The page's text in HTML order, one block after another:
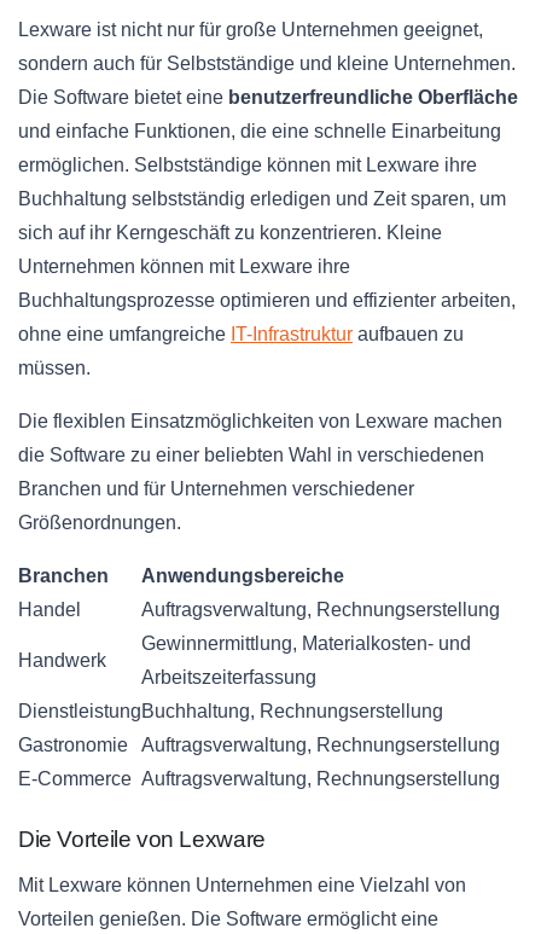
Lexware ist nicht nur für große Unternehmen geeignet,
sondern auch für Selbstständige und kleine Unternehmen.
Die Software bietet eine benutzerfreundliche Oberfläche
und einfache Funktionen, die eine schnelle Einarbeitung
ermöglichen. Selbstständige können mit Lexware ihre
Buchhaltung selbstständig erledigen und Zeit sparen, um
sich auf ihr Kerngeschäft zu konzentrieren. Kleine
Unternehmen können mit Lexware ihre
Buchhaltungsprozesse optimieren und effizienter arbeiten,
ohne eine umfangreiche IT-Infrastruktur aufbauen zu
müssen.
Die flexiblen Einsatzmöglichkeiten von Lexware machen
die Software zu einer beliebten Wahl in verschiedenen
Branchen und für Unternehmen verschiedener
Größenordnungen.
Branchen
Anwendungsbereiche
Handel
Auftragsverwaltung, Rechnungserstellung
Handwerk
Gewinnermittlung, Materialkosten- und
Arbeitszeiterfassung
DienstleistungBuchhaltung, Rechnungserstellung
Gastronomie
Auftragsverwaltung, Rechnungserstellung
E-Commerce Auftragsverwaltung, Rechnungserstellung
Die Vorteile von Lexware
Mit Lexware können Unternehmen eine Vielzahl von
Vorteilen genießen. Die Software ermöglicht eine